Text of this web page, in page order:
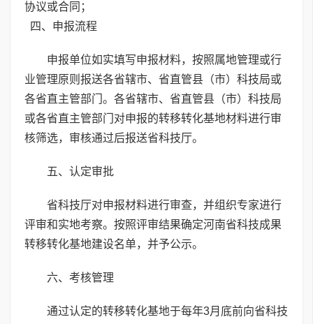
协议或合同；
四、申报流程
申报单位如实填写申报材料，按照属地管理或行
业管理原则报送各省辖市、省直管县（市）科技局或
各省直主管部门。各省辖市、省直管县（市）科技局
或各省直主管部门对申报的转移转化基地材料进行审
核筛选，审核通过后报送省科技厅。
五、认定审批
省科技厅对申报材料进行审查，并组织专家进行
评审和实地考察。按照评审结果确定河南省科技成果
转移转化基地建设名单，并予公示。
六、考核管理
通过认定的转移转化基地于每年3月底前向省科技